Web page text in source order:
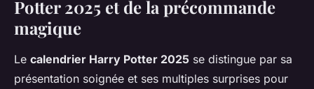
Potter 2025 et de la précommande
magique
Le calendrier Harry Potter 2025 se distingue par sa
présentation soignée et ses multiples surprises pour